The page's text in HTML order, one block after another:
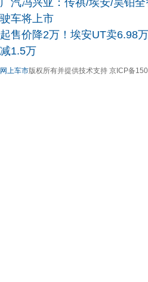
驶车将上市
起售价降2万！埃安UT卖6.98
减1.5万
网上车市版权所有并提供技术支持 京ICP备